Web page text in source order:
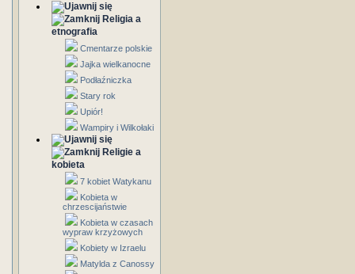
Religia a
etnografia
Cmentarze polskie
Jajka wielkanocne
Podłaźniczka
Stary rok
Upiór!
Wampiry i Wilkołaki
Religie a
kobieta
7 kobiet Watykanu
Kobieta w
chrzescijaństwie
Kobieta w czasach
wypraw krzyżowych
Kobiety w Izraelu
Matylda z Canossy